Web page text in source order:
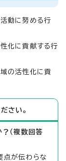
動に努める行
化に貢献する行
の活性化に貢
さい。
（複数回答
点が伝わらな